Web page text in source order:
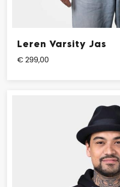
Leren Varsity Jas
€ 299,00